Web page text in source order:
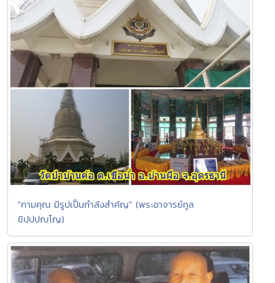
"กามคุณ มีรูปเป็นกำลังสำคัญ" (พระอาจารย์ทูล
ขิปฺปปญฺโญ)